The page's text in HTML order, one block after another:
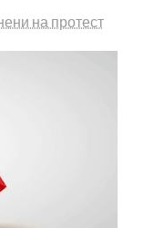
на протест